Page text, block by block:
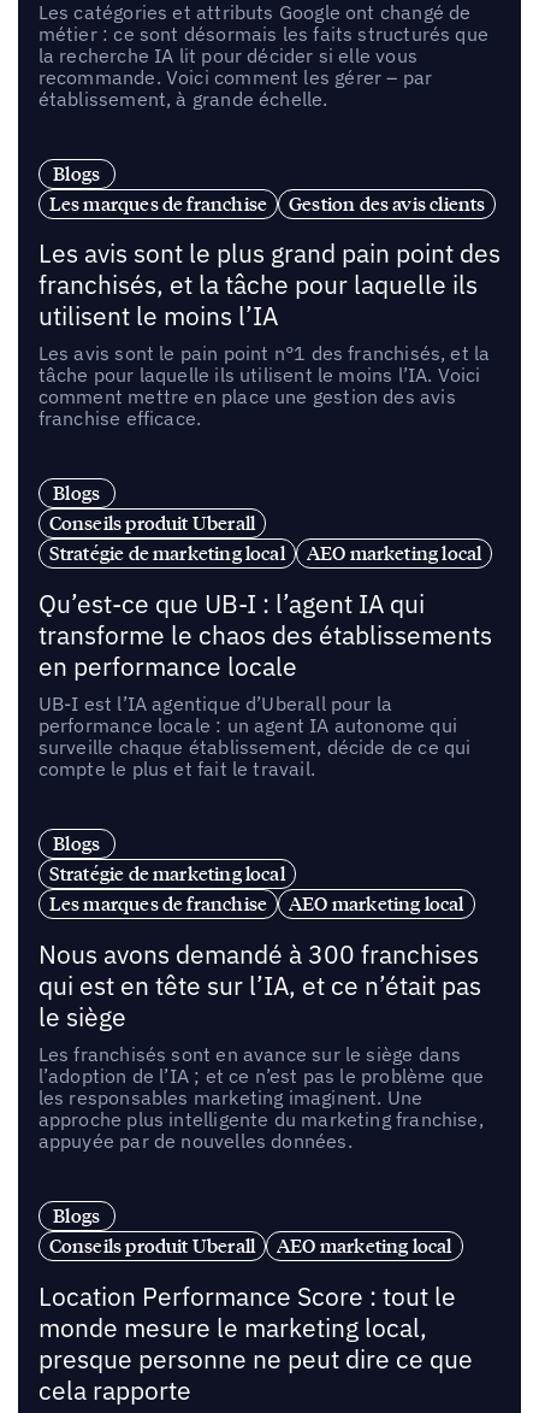
Les catégories et attributs Google ont changé de
métier : ce sont désormais les faits structurés que
la recherche IA lit pour décider si elle vous
recommande. Voici comment les gérer – par
établissement, à grande échelle.
Blogs
Les marques de franchise
Gestion des avis clients
Les avis sont le plus grand pain point des
franchisés, et la tâche pour laquelle ils
utilisent le moins l’IA
Les avis sont le pain point n°1 des franchisés, et la
tâche pour laquelle ils utilisent le moins l’IA. Voici
comment mettre en place une gestion des avis
franchise efficace.
Blogs
Conseils produit Uberall
Stratégie de marketing local
AEO marketing local
Qu’est-ce que UB-I : l’agent IA qui
transforme le chaos des établissements
en performance locale
UB-I est l’IA agentique d’Uberall pour la
performance locale : un agent IA autonome qui
surveille chaque établissement, décide de ce qui
compte le plus et fait le travail.
Blogs
Stratégie de marketing local
Les marques de franchise
AEO marketing local
Nous avons demandé à 300 franchises
qui est en tête sur l’IA, et ce n’était pas
le siège
Les franchisés sont en avance sur le siège dans
l’adoption de l’IA ; et ce n’est pas le problème que
les responsables marketing imaginent. Une
approche plus intelligente du marketing franchise,
appuyée par de nouvelles données.
Blogs
Conseils produit Uberall
AEO marketing local
Location Performance Score : tout le
monde mesure le marketing local,
presque personne ne peut dire ce que
cela rapporte